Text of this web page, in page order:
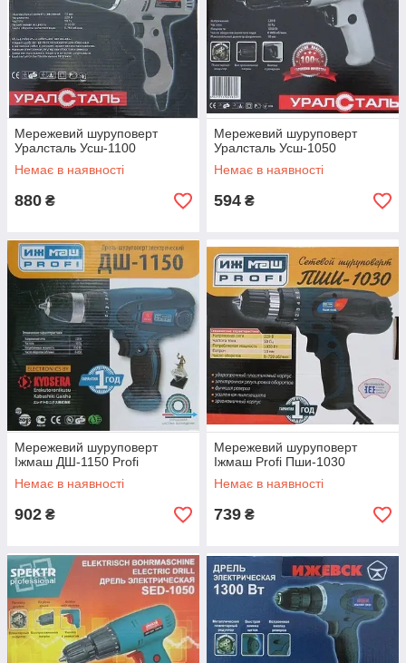
Мережевий шуруповерт
Уралсталь Усш-1100
Немає в наявності
880 ₴
Мережевий шуруповерт
Уралсталь Усш-1050
Немає в наявності
594 ₴
Мережевий шуруповерт
Іжмаш ДШ-1150 Profi
Немає в наявності
902 ₴
Мережевий шуруповерт
Іжмаш Profi Пши-1030
Немає в наявності
739 ₴